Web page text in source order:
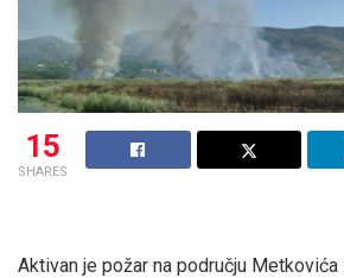
15
SHARES
Aktivan je požar na području